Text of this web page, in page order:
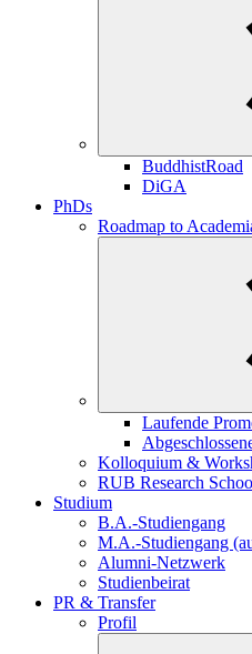
BuddhistRoad
DiGA
PhDs
Roadmap to
Laufende
Kolloquium &
RUB Research
Studium
B.A.-Studiengang
M.A.-Studiengang
Alumni-Netzwerk
Studienbeirat
PR & Transfer
Profil